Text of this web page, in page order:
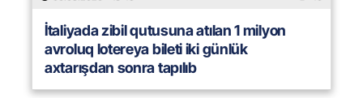
İtaliyada zibil qutusuna atılan 1 milyon
avroluq lotereya bileti iki günlük
axtarışdan sonra tapılıb